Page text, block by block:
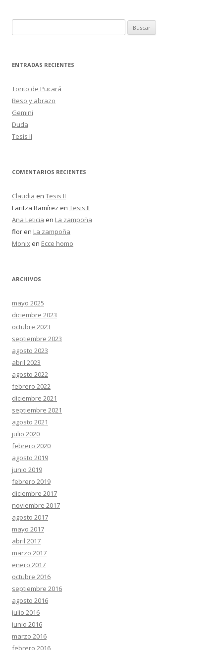
k r
u
c
r
:
ENTRADAS RECIENTES
Torito de Pucará
Beso y abrazo
Gemini
Duda
Tesis II
COMENTARIOS RECIENTES
Claudia en Tesis II
Laritza Ramírez en Tesis II
Ana Leticia en La zampoña
flor en La zampoña
Monix en Ecce homo
ARCHIVOS
mayo 2025
diciembre 2023
octubre 2023
septiembre 2023
agosto 2023
abril 2023
agosto 2022
febrero 2022
diciembre 2021
septiembre 2021
agosto 2021
julio 2020
febrero 2020
agosto 2019
junio 2019
febrero 2019
diciembre 2017
noviembre 2017
agosto 2017
mayo 2017
abril 2017
marzo 2017
enero 2017
octubre 2016
septiembre 2016
agosto 2016
julio 2016
junio 2016
marzo 2016
febrero 2016